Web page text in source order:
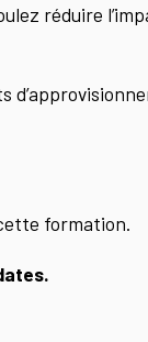
réduire
formation.